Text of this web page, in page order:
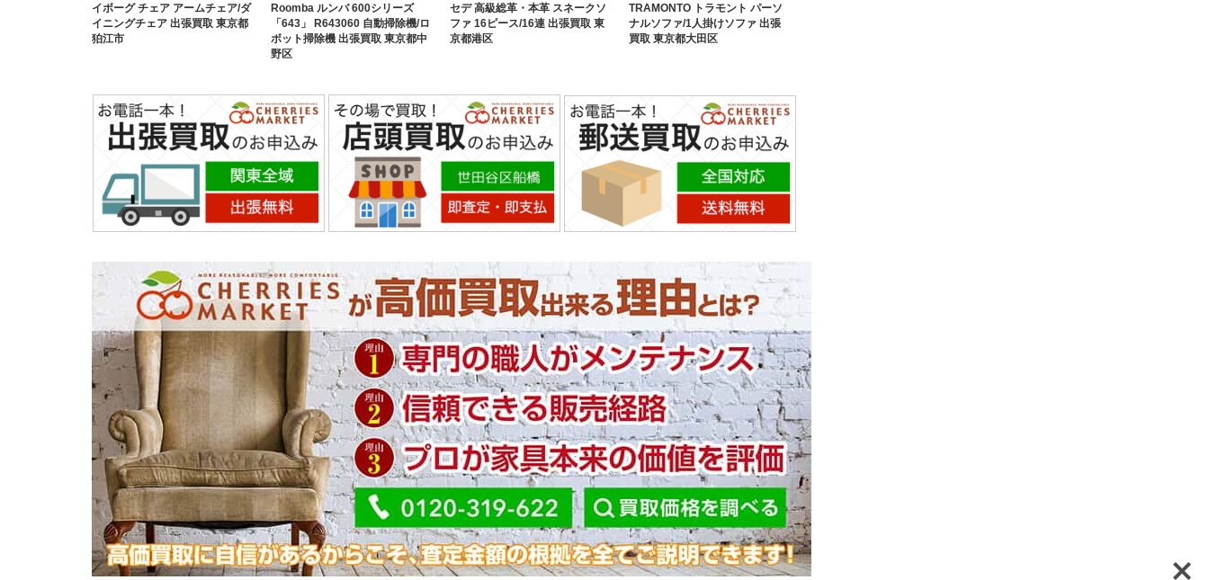
イボーグ チェア アームチェア/ダ
イニングチェア 出張買取 東京都
狛江市
Roomba ルンバ 600シリーズ
「643」 R643060 自動掃除機/ロ
ボット掃除機 出張買取 東京都中
野区
セデ 高級総革・本革 スネークソ
ファ 16ピース/16連 出張買取 東
京都港区
TRAMONTO トラモント パーソ
ナルソファ/1人掛けソファ 出張
買取 東京都大田区